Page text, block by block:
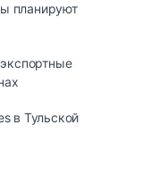
планируют
в Тульской